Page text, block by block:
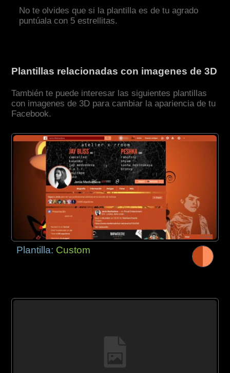
No te olvides que si la plantilla es de tu agrado
puntúala con 5 estrellitas.
Plantillas relacionadas con imagenes de 3D
También te puede interesar las siguientes plantillas
con imagenes de 3D para cambiar la apariencia de tu
Facebook.
Plantilla: Custom